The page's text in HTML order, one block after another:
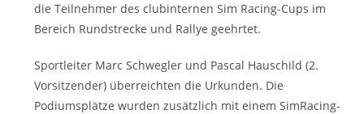
die Teilnehmer des clubinternen Sim Racing-Cups im
Bereich Rundstrecke und Rallye geehrtet.
Sportleiter Marc Schwegler und Pascal Hauschild (2.
Vorsitzender) überreichten die Urkunden. Die
Podiumsplätze wurden zusätzlich mit einem SimRacing-